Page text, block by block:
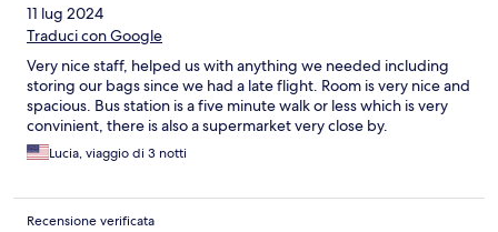
11 lug 2024
Traduci con Google
Very nice staff, helped us with anything we needed including
storing our bags since we had a late flight. Room is very nice and
spacious. Bus station is a five minute walk or less which is very
convinient, there is also a supermarket very close by.
Lucia, viaggio di 3 notti
Recensione verificata